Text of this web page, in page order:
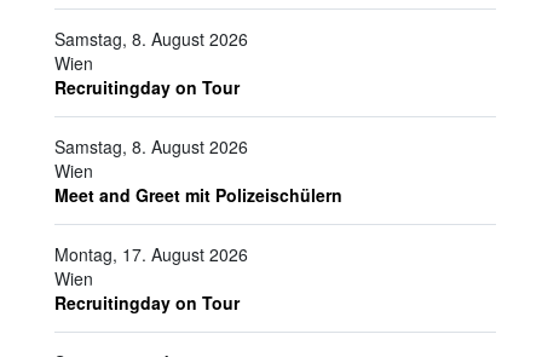
Samstag, 8. August 2026
Wien
Recruitingday on Tour
Samstag, 8. August 2026
Wien
Meet and Greet mit Polizeischülern
Montag, 17. August 2026
Wien
Recruitingday on Tour